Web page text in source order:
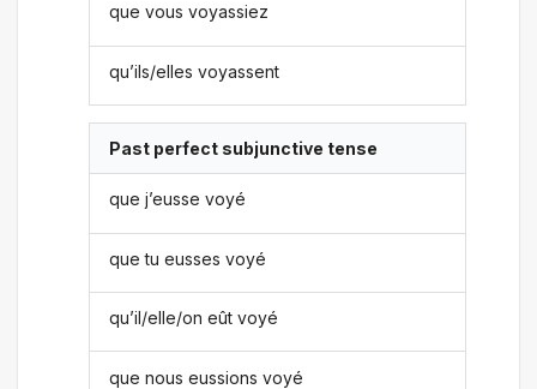
que vous voyassiez
qu’ils/elles voyassent
Past perfect subjunctive tense
que j’eusse voyé
que tu eusses voyé
qu’il/elle/on eût voyé
que nous eussions voyé